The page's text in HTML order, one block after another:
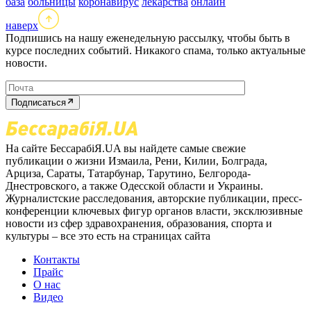
наверх
Подпишись на нашу еженедельную рассылку, чтобы быть в
курсе последних событий. Никакого спама, только актуальные
новости.
Подписаться
На сайте БессарабіЯ.UA вы найдете самые свежие
публикации о жизни Измаила, Рени, Килии, Болграда,
Арциза, Сараты, Татарбунар, Тарутино, Белгорода-
Днестровского, а также Одесской области и Украины.
Журналистские расследования, авторские публикации, пресс-
конференции ключевых фигур органов власти, эксклюзивные
новости из сфер здравохранения, образования, спорта и
культуры – все это есть на страницах сайта
Контакты
Прайс
О нас
Видео